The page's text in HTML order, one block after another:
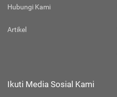
Hubungi Kami
Artikel
Ikuti Media Sosial Kami